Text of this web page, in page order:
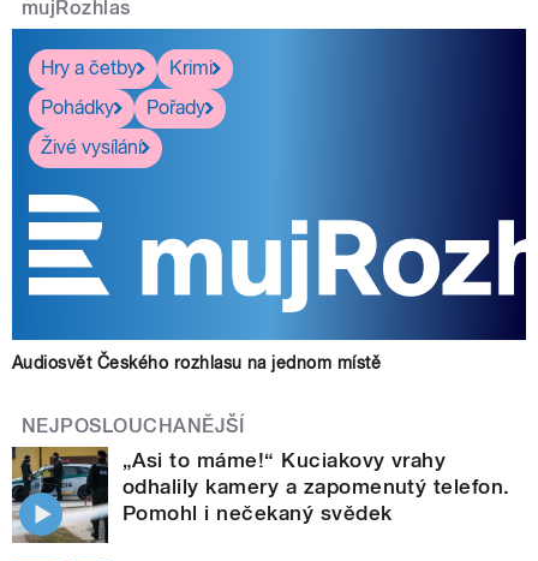
mujRozhlas
Hry a četby
Krimi
Pohádky
Pořady
Živé vysílání
Audiosvět Českého rozhlasu na jednom místě
NEJPOSLOUCHANĚJŠÍ
„Asi to máme!“ Kuciakovy vrahy
odhalily kamery a zapomenutý telefon.
Pomohl i nečekaný svědek